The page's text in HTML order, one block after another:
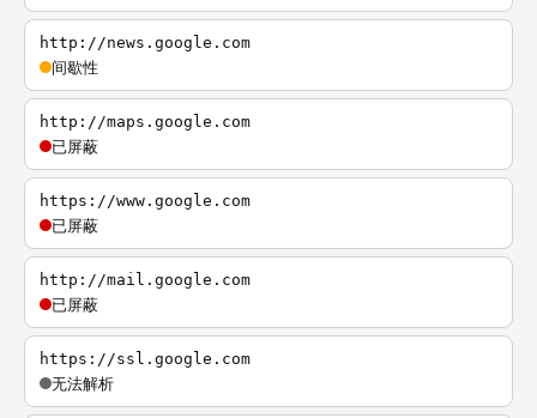
http://news.google.com
间歇性
http://maps.google.com
已屏蔽
https://www.google.com
已屏蔽
http://mail.google.com
已屏蔽
https://ssl.google.com
无法解析